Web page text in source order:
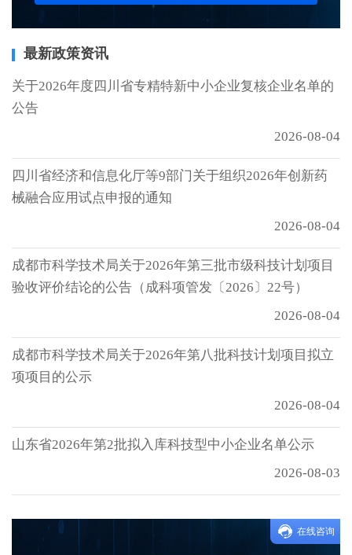
最新政策资讯
关于2026年度四川省专精特新中小企业复核企业名单的
公告
2026-08-04
四川省经济和信息化厅等9部门关于组织2026年创新药
械融合应用试点申报的通知
2026-08-04
成都市科学技术局关于2026年第三批市级科技计划项目
验收评价结论的公告（成科项管发〔2026〕22号）
2026-08-04
成都市科学技术局关于2026年第八批科技计划项目拟立
项项目的公示
2026-08-04
山东省2026年第2批拟入库科技型中小企业名单公示
2026-08-03
在线咨询